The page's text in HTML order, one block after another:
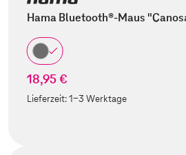
Hama Bluetooth®-Maus
18,95 €
Lieferzeit:1-3 Werktage